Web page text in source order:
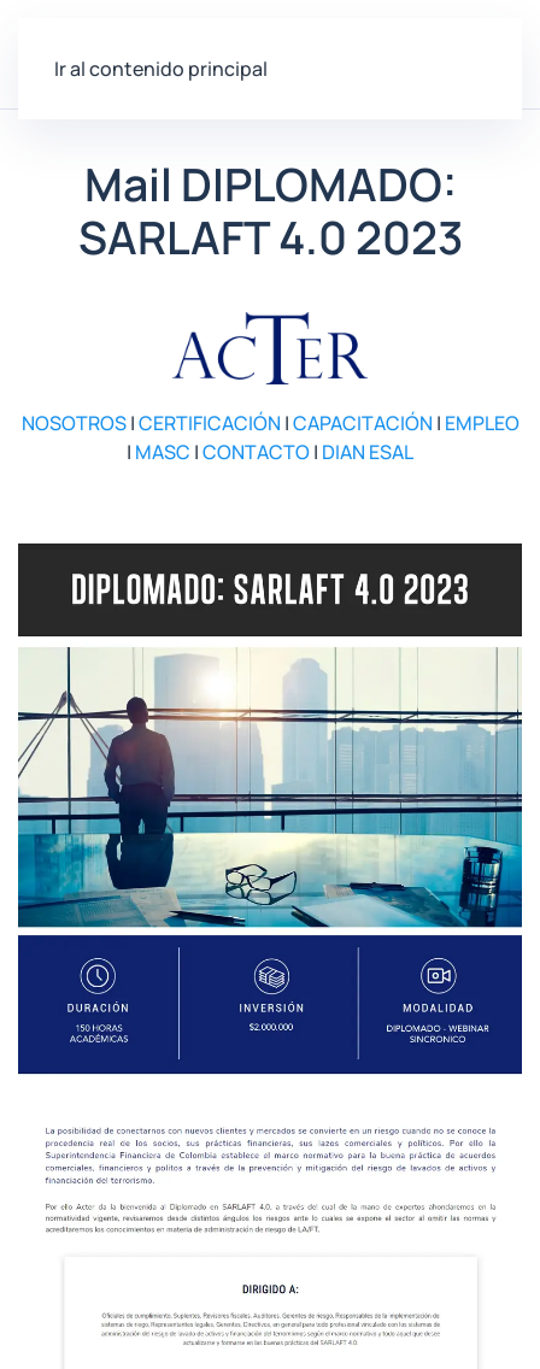
Ir al contenido principal
Mail DIPLOMADO:
SARLAFT 4.0 2023
NOSOTROS|CERTIFICACIÓN |CAPACITACIÓN | EMPLEO
| MASC |CONTACTO| DIAN ESAL